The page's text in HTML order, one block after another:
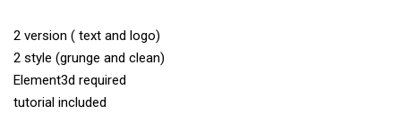
2 version ( text and logo)
2 style (grunge and clean)
Element3d required
tutorial included